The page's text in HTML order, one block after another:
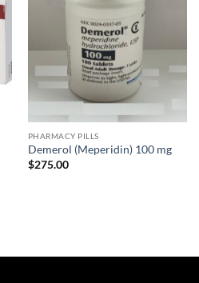
PHARMACY PILLS
Demerol (Meperidin) 100 mg
$275.00